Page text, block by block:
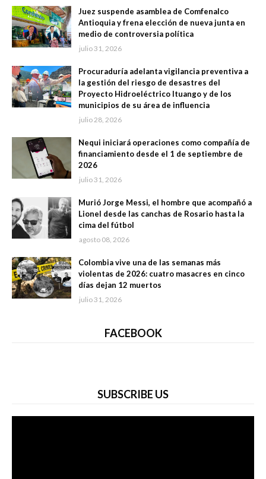
Juez suspende asamblea de Comfenalco
Antioquia y frena elección de nueva junta en
medio de controversia política
julio 31, 2026
Procuraduría adelanta vigilancia preventiva a
la gestión del riesgo de desastres del
Proyecto Hidroeléctrico Ituango y de los
municipios de su área de influencia
julio 28, 2026
Nequi iniciará operaciones como compañía de
financiamiento desde el 1 de septiembre de
2026
julio 31, 2026
Murió Jorge Messi, el hombre que acompañó a
Lionel desde las canchas de Rosario hasta la
cima del fútbol
agosto 08, 2026
Colombia vive una de las semanas más
violentas de 2026: cuatro masacres en cinco
días dejan 12 muertos
julio 31, 2026
FACEBOOK
SUBSCRIBE US